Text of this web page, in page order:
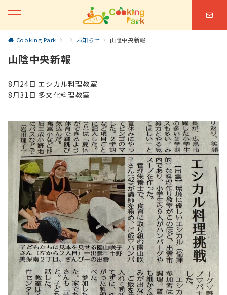
Cooking Park お知らせ 山陰中央新報
山陰中央新報
8月24日 エシカル料理教室
8月31日 多文化料理教室